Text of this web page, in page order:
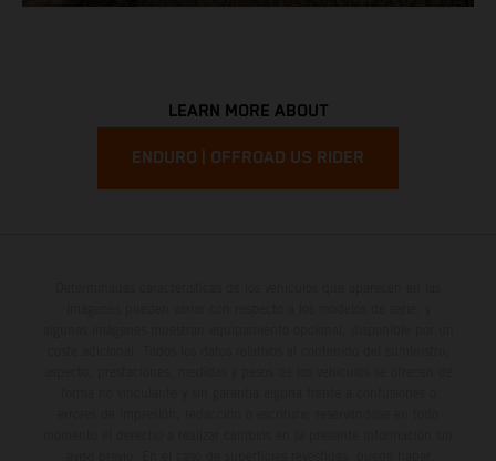
LEARN MORE ABOUT
ENDURO | OFFROAD US RIDER